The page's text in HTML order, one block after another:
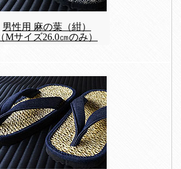
男性用 麻の葉（紺）
（Mサイズ26.0㎝のみ）